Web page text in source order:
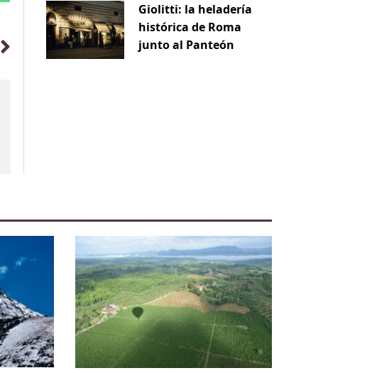
Siguiente
Giolitti: la heladería
histórica de Roma
junto al Panteón